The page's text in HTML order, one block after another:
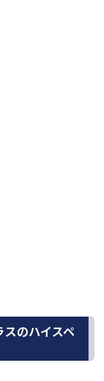
のハイスペ